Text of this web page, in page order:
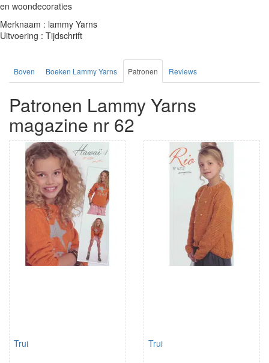
en woondecoraties
Merknaam : lammy Yarns
Uitvoering : Tijdschrift
Boven Boeken Lammy Yarns Patronen Reviews
Patronen Lammy Yarns
magazine nr 62
Trui Trui